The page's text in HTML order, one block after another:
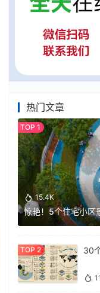
付费？ 或 刷新
热门文章
15.4K
惊艳！5个住宅小区
30